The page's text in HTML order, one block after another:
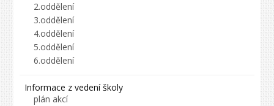
2.oddělení
3.oddělení
4.oddělení
5.oddělení
6.oddělení
Informace z vedení školy
plán akcí